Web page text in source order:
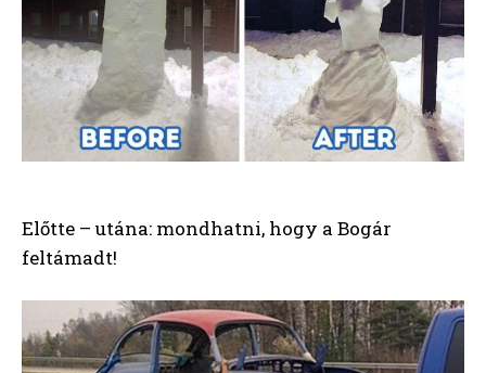
Előtte – utána: mondhatni, hogy a Bogár
feltámadt!